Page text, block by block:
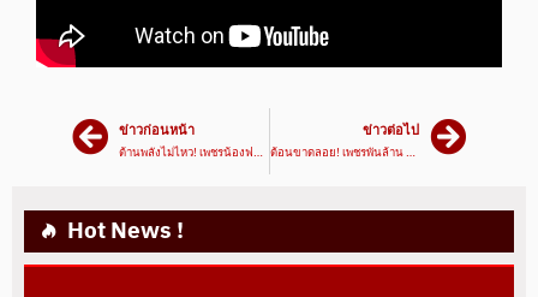
ข่าวก่อนหน้า
ต้านพลังไม่ไหว! เพชรน้องฟาร์ม VS เพชรสิงห์ขร | ศึกมวยมันส์สนั่นเมือง 7 ก.พ. 66
ข่าวต่อไป
ต้อนขาดลอย! เพชรพันล้าน VS คิวทอง | ศึกมวยมันส์สนั่นเมือง 7 ก.พ. 66
Hot News !